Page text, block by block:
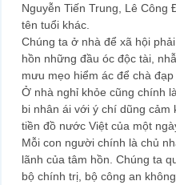
Nguyễn Tiến Trung, Lê
tên tuổi khác.
Chúng ta ở nhà để xã hội
hồn những đầu óc độc tài,
mưu mẹo hiểm ác để chà
Ở nhà nghỉ khỏe cũng chính
bi nhân ái với ý chí dũng
tiền đồ nước Việt của một
Mỗi con người chính là chủ
lãnh của tâm hồn. Chúng ta
bộ chính trị, bộ công an